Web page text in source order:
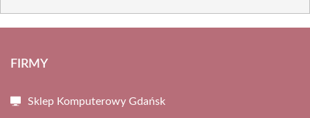
FIRMY
Sklep Komputerowy Gdańsk